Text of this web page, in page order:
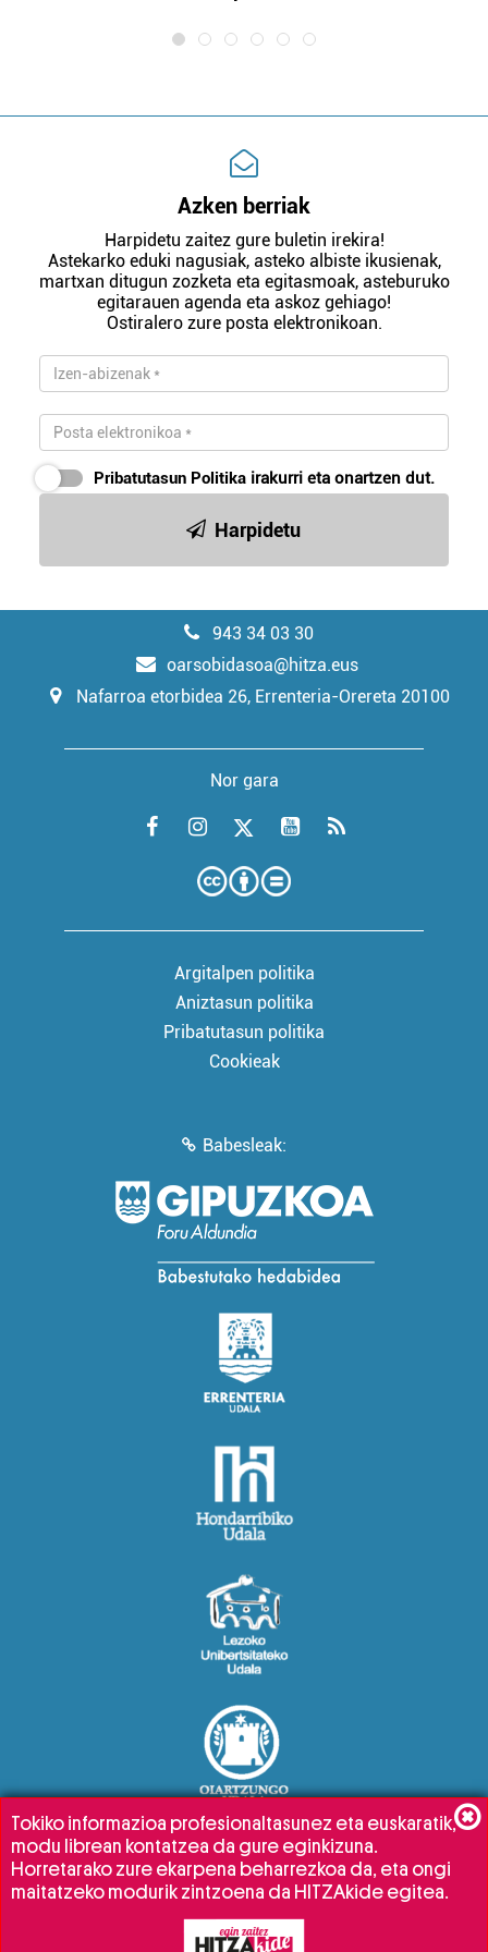
Azken berriak
Harpidetu zaitez gure buletin irekira!
Astekarko eduki nagusiak, asteko albiste ikusienak,
martxan ditugun zozketa eta egitasmoak, asteburuko
egitarauen agenda eta askoz gehiago!
Ostiralero zure posta elektronikoan.
Pribatutasun Politika irakurri eta onartzen dut.
Harpidetu
943 34 03 30
oarsobidasoa@hitza.eus
Nafarroa etorbidea 26, Errenteria-Orereta 20100
Nor gara
Argitalpen politika
Aniztasun politika
Pribatutasun politika
Cookieak
Babesleak:
Tokiko informazioa profesionaltasunez eta euskaratik,
modu librean kontatzea da gure eginkizuna.
Horretarako zure ekarpena beharrezkoa da, eta ongi
maitatzeko modurik zintzoena da HITZAkide egitea.